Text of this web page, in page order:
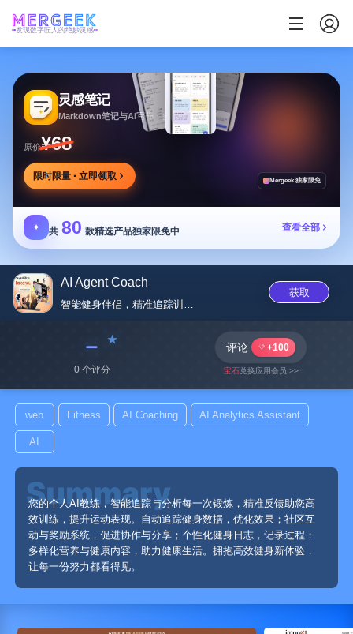
发现数字匠人的绝妙灵感
灵感笔记
Markdown笔记与AI写作，多方式整理同步笔记
原价¥68
限时限量 · 立即领取 Mergeek 独家限免
✦ 共 80 款精选产品独家限免中 查看全部
AI Agent Coach
智能健身伴侣，精准追踪训练，助...
获取
﹣
0 个评分
评论 +100
宝石兑换应用会员 >>
web Fitness AI Coaching AI Analytics Assistant
AI
您的个人AI教练，智能追踪与分析每一次锻炼，精准反馈助您高
效训练，提升运动表现。自动追踪健身数据，优化效果；社区互
动与奖励系统，促进协作与分享；个性化健身日志，记录过程；
多样化营养与健康内容，助力健康生活。拥抱高效健身新体验，
让每一份努力都看得见。